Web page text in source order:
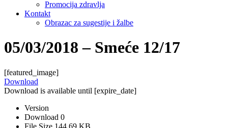
Promocija zdravlja
Kontakt
Obrazac za sugestije i žalbe
05/03/2018 – Smeće 12/17
[featured_image]
Download
Download is available until [expire_date]
Version
Download 0
File Size 144.69 KB